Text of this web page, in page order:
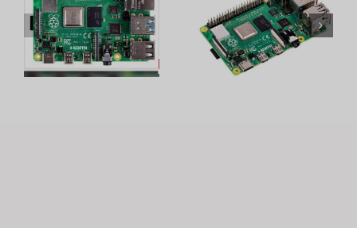
Raspberry
Pi 4 คืออะไร
19 โปรเจค
สุดเจ๋งของ
Raspberry